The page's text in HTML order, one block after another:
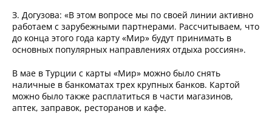
З. Догузова: «В этом вопросе мы по своей линии активно
работаем с зарубежными партнерами. Рассчитываем, что
до конца этого года карту «Мир» будут принимать в
основных популярных направлениях отдыха россиян».
В мае в Турции с карты «Мир» можно было снять
наличные в банкоматах трех крупных банков. Картой
можно было также расплатиться в части магазинов,
аптек, заправок, ресторанов и кафе.